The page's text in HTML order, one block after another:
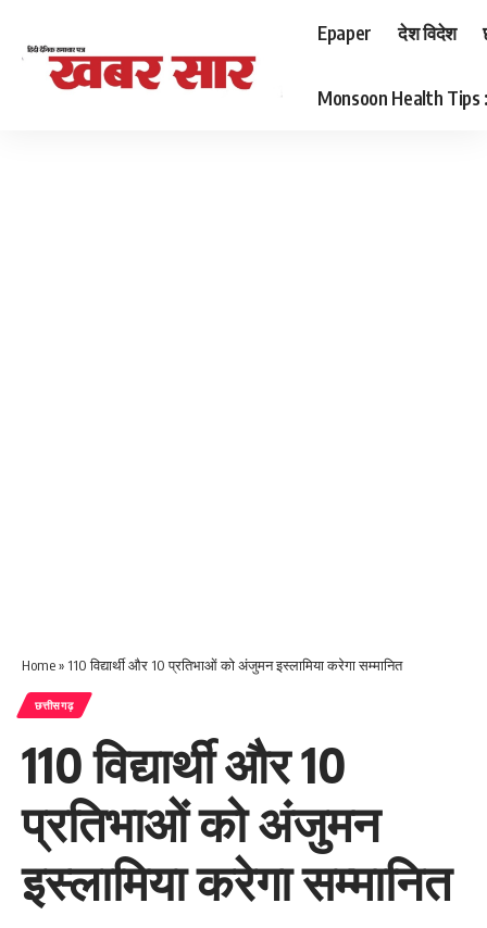
Epaper देश विदेश
Monsoon Health Tips :
Home» 110 विद्यार्थी और 10 प्रतिभाओं को अंजुमन इस्लामिया करेगा सम्मानित
छत्तीसगढ़
110 विद्यार्थी और 10
प्रतिभाओं को अंजुमन
इस्लामिया करेगा सम्मानित